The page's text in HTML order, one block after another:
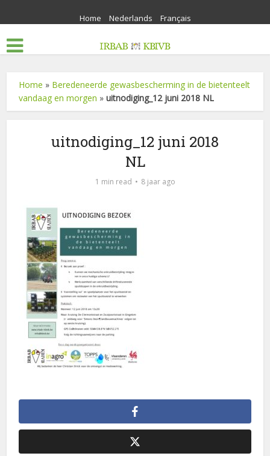
Home Nederlands Français
Home » Beredeneerde gewasbescherming in de bietenteelt
vandaag en morgen »uitnodiging_12 juni 2018 NL
uitnodiging_12 juni 2018
NL
1 min read 8 jaar ago